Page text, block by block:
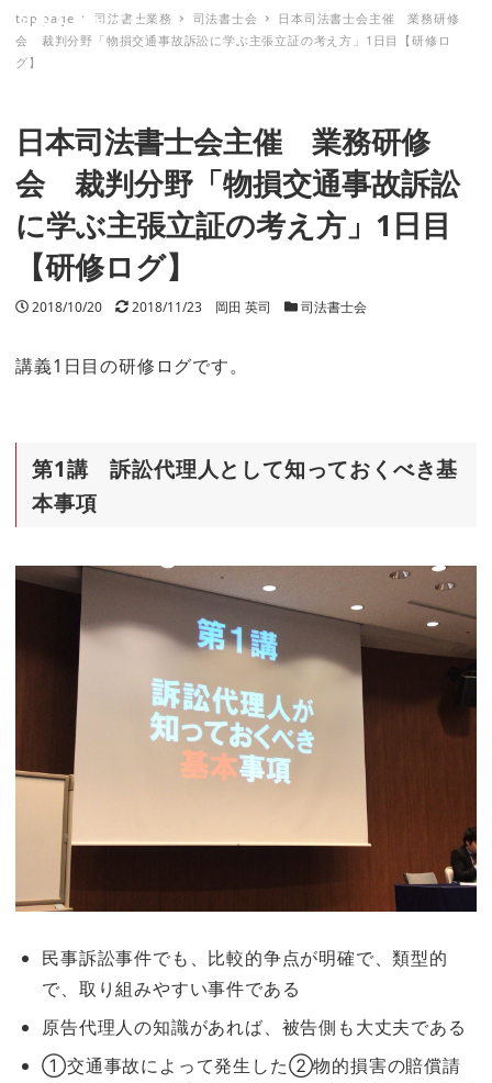
ミナトノキズナ
top page 司法書士業務 司法書士会
日本司法書士会主催 業務研修
会 裁判分野「物損交通事故訴訟に学ぶ主張立証の考え方」1日目【研修ロ
グ】
日本司法書士会主催 業務研修
会 裁判分野「物損交通事故訴訟
に学ぶ主張立証の考え方」1日目
【研修ログ】
投稿日
2018/10/20 更新日
2018/11/23 著者
岡田 英司 カテゴリー
司法書士会
講義1日目の研修ログです。
第1講 訴訟代理人として知っておくべき基
本事項
民事訴訟事件でも、比較的争点が明確で、類型的
で、取り組みやすい事件である
原告代理人の知識があれば、被告側も大丈夫である
①交通事故によって発生した②物的損害の賠償請